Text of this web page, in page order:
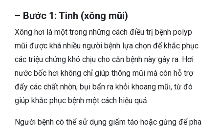
– Bước 1: Tinh (xông mũi)
Xông hơi là một trong những cách điều trị bệnh polyp
mũi được khá nhiều người bệnh lựa chọn để khắc phục
các triệu chứng khó chịu cho căn bệnh này gây ra. Hơi
nước bốc hơi không chỉ giúp thông mũi mà còn hỗ trợ
đẩy các chất nhờn, bụi bẩn ra khỏi khoang mũi, từ đó
giúp khắc phục bệnh một cách hiệu quả.
Người bệnh có thể sử dụng giấm táo hoặc gừng để pha